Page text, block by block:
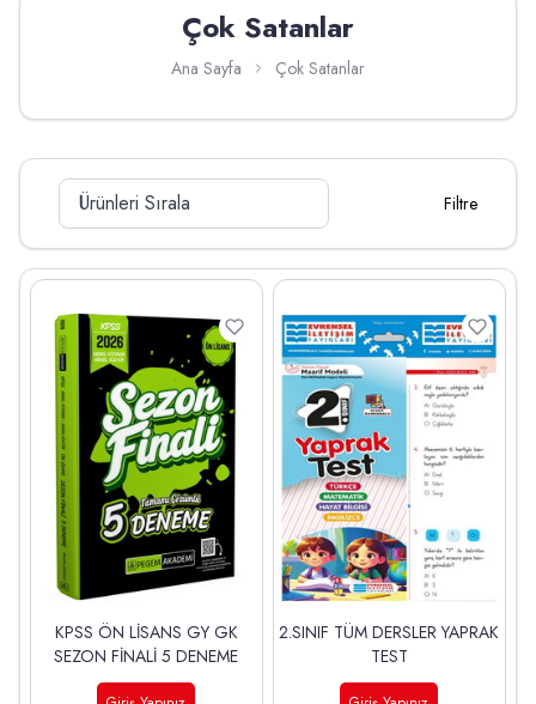
Çok Satanlar
Ana Sayfa Çok Satanlar
Filtre
KPSS ÖN LİSANS GY GK
SEZON FİNALİ 5 DENEME
2.SINIF TÜM DERSLER YAPRAK
TEST